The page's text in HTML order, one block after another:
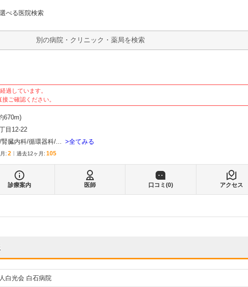
べる医院検索
検索
過しています。
ご確認ください。
670m)
目12-22
腎臓内科 循環器科 ... 全てみる
: 2 過去12ヶ月: 105
診療案内 医師 口コミ(0) アクセス
白光会 白石病院